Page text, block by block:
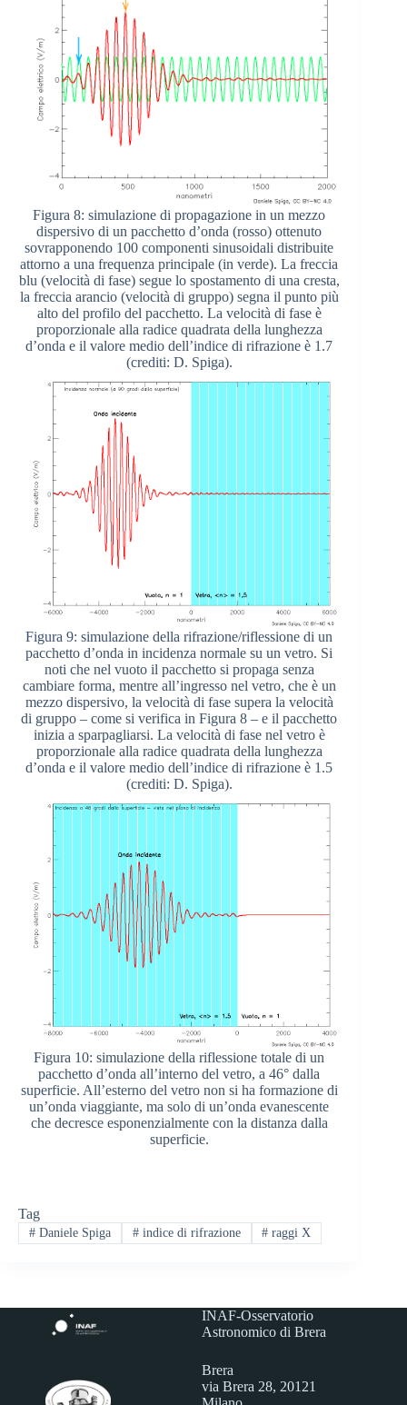
Figura 8: simulazione di propagazione in un mezzo
dispersivo di un pacchetto d’onda (rosso) ottenuto
sovrapponendo 100 componenti sinusoidali distribuite
attorno a una frequenza principale (in verde). La freccia
blu (velocità di fase) segue lo spostamento di una cresta,
la freccia arancio (velocità di gruppo) segna il punto più
alto del profilo del pacchetto. La velocità di fase è
proporzionale alla radice quadrata della lunghezza
d’onda e il valore medio dell’indice di rifrazione è 1.7
(crediti: D. Spiga).
Figura 9: simulazione della rifrazione/riflessione di un
pacchetto d’onda in incidenza normale su un vetro. Si
noti che nel vuoto il pacchetto si propaga senza
cambiare forma, mentre all’ingresso nel vetro, che è un
mezzo dispersivo, la velocità di fase supera la velocità
di gruppo – come si verifica in Figura 8 – e il pacchetto
inizia a sparpagliarsi. La velocità di fase nel vetro è
proporzionale alla radice quadrata della lunghezza
d’onda e il valore medio dell’indice di rifrazione è 1.5
(crediti: D. Spiga).
Figura 10: simulazione della riflessione totale di un
pacchetto d’onda all’interno del vetro, a 46° dalla
superficie. All’esterno del vetro non si ha formazione di
un’onda viaggiante, ma solo di un’onda evanescente
che decresce esponenzialmente con la distanza dalla
superficie.
Tag
#Daniele Spiga #indice di rifrazione # raggi X
INAF-Osservatorio
Astronomico di Brera
Brera
via Brera 28, 20121